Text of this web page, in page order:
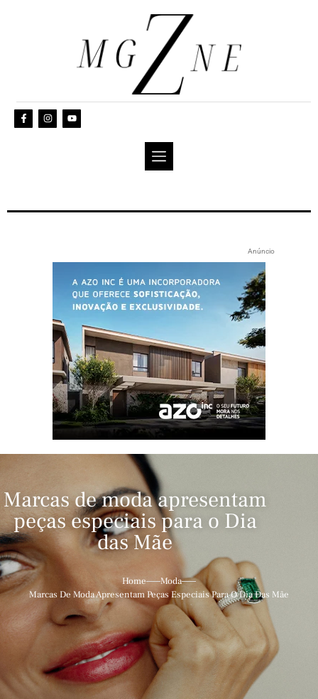
Anúncio
Marcas de moda apresentam
peças especiais para o Dia
das Mãe
Home
Moda
Marcas De Moda Apresentam Peças Especiais Para O Dia Das Mãe